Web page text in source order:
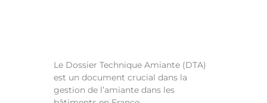
Le Dossier Technique Amiante (DTA)
est un document crucial dans la
gestion de l’amiante dans les